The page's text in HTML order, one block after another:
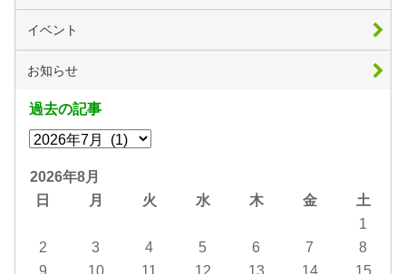
イベント
お知らせ
過去の記事
2026年8月
日
月 火 水 木 金
土
1
2
3 4 5 6 7
8